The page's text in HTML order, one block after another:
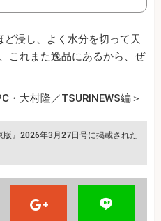
ど浸し、よく水分を切って天
これまた逸品にあるから、ぜ
・大村隆／TSURINEWS編＞
』2026年3月27日号に掲載された